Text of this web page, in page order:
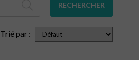
RECHERCHER
Trié par :